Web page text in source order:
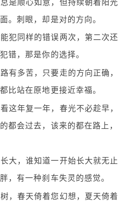
是顺心如意，但持续朝着阳光
。刺眼，却是对的方向。
犯同样的错误两次，第二次还
错，那是你的选择。
有多苦，只要走的方向正确，
比站在原地更接近幸福。
这年复一年，春光不必趁早，
都会过去，该来的都在路上，
大，谁知道一开始长大就无止
，有一种刹车失灵的感觉。
，春天倚着您幻想，夏天倚着